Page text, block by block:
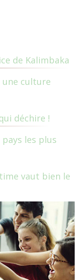
de Kalimbaka
une culture
déchire !
pays les plus
vaut bien le